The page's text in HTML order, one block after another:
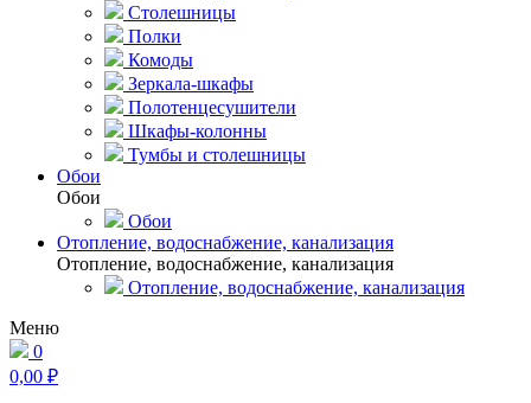
Столешницы
Полки
Комоды
Зеркала-шкафы
Полотенцесушители
Шкафы-колонны
Тумбы и столешницы
Обои
Обои
Обои
Отопление, водоснабжение, канализация
Отопление, водоснабжение, канализация
Отопление, водоснабжение, канализация
Меню
0
0,00 ₽